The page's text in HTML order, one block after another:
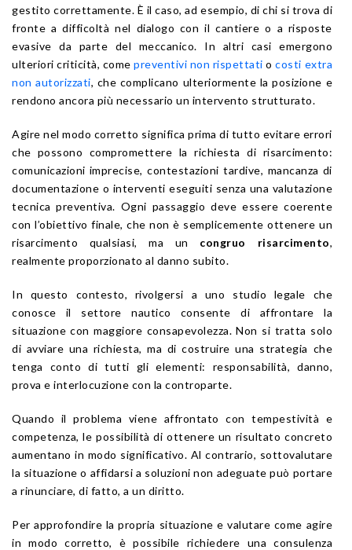
gestito correttamente. È il caso, ad esempio, di chi si trova di
fronte a difficoltà nel dialogo con il cantiere o a risposte
evasive da parte del meccanico. In altri casi emergono
ulteriori criticità, comepreventivi non rispettati ocosti extra
non autorizzati, che complicano ulteriormente la posizione e
rendono ancora più necessario un intervento strutturato.
Agire nel modo corretto significa prima di tutto evitare errori
che possono compromettere la richiesta di risarcimento:
comunicazioni imprecise, contestazioni tardive, mancanza di
documentazione o interventi eseguiti senza una valutazione
tecnica preventiva. Ogni passaggio deve essere coerente
con l’obiettivo finale, che non è semplicemente ottenere un
risarcimento qualsiasi, ma un congruo risarcimento,
realmente proporzionato al danno subito.
In questo contesto, rivolgersi a uno studio legale che
conosce il settore nautico consente di affrontare la
situazione con maggiore consapevolezza. Non si tratta solo
di avviare una richiesta, ma di costruire una strategia che
tenga conto di tutti gli elementi: responsabilità, danno,
prova e interlocuzione con la controparte.
Quando il problema viene affrontato con tempestività e
competenza, le possibilità di ottenere un risultato concreto
aumentano in modo significativo. Al contrario, sottovalutare
la situazione o affidarsi a soluzioni non adeguate può portare
a rinunciare, di fatto, a un diritto.
Per approfondire la propria situazione e valutare come agire
in modo corretto, è possibile richiedere una consulenza